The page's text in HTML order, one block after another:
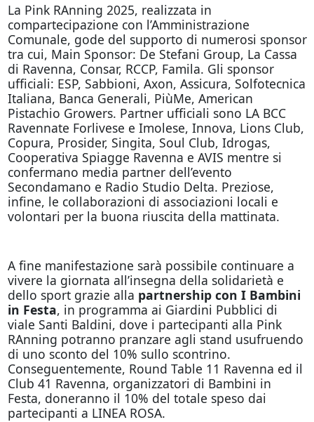
La Pink RAnning 2025, realizzata in
compartecipazione con l’Amministrazione
Comunale, gode del supporto di numerosi sponsor
tra cui, Main Sponsor: De Stefani Group, La Cassa
di Ravenna, Consar, RCCP, Famila. Gli sponsor
ufficiali: ESP, Sabbioni, Axon, Assicura, Solfotecnica
Italiana, Banca Generali, PiùMe, American
Pistachio Growers. Partner ufficiali sono LA BCC
Ravennate Forlivese e Imolese, Innova, Lions Club,
Copura, Prosider, Singita, Soul Club, Idrogas,
Cooperativa Spiagge Ravenna e AVIS mentre si
confermano media partner dell’evento
Secondamano e Radio Studio Delta. Preziose,
infine, le collaborazioni di associazioni locali e
volontari per la buona riuscita della mattinata.
A fine manifestazione sarà possibile continuare a
vivere la giornata all’insegna della solidarietà e
dello sport grazie alla partnership con I Bambini
in Festa, in programma ai Giardini Pubblici di
viale Santi Baldini, dove i partecipanti alla Pink
RAnning potranno pranzare agli stand usufruendo
di uno sconto del 10% sullo scontrino.
Conseguentemente, Round Table 11 Ravenna ed il
Club 41 Ravenna, organizzatori di Bambini in
Festa, doneranno il 10% del totale speso dai
partecipanti a LINEA ROSA.